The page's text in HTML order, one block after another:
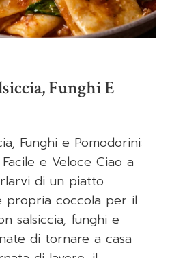
Funghi E
Funghi e Pomodorini:
e Veloce Ciao a
di un piatto
propria coccola per il
salsiccia, funghi e
di tornare a casa